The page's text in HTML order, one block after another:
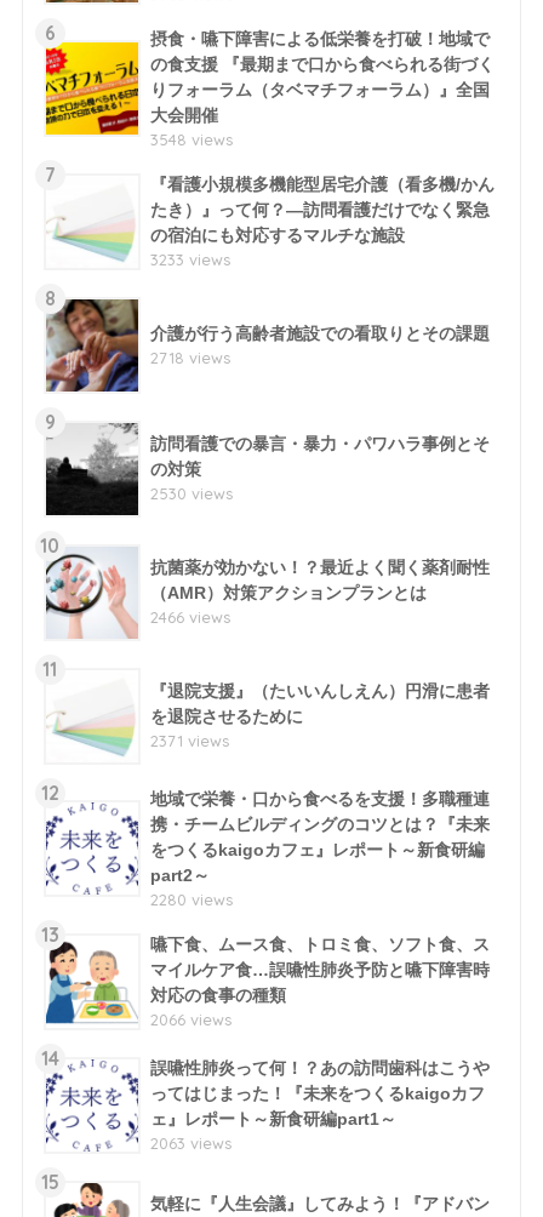
6
摂食・嚥下障害による低栄養を打破！地域で
の食支援 『最期まで口から食べられる街づく
りフォーラム（タベマチフォーラム）』全国
大会開催
3548 views
7
『看護小規模多機能型居宅介護（看多機/かん
たき）』って何？―訪問看護だけでなく緊急
の宿泊にも対応するマルチな施設
3233 views
8
介護が行う高齢者施設での看取りとその課題
2718 views
9
訪問看護での暴言・暴力・パワハラ事例とそ
の対策
2530 views
10
抗菌薬が効かない！？最近よく聞く薬剤耐性
（AMR）対策アクションプランとは
2466 views
11
『退院支援』（たいいんしえん）円滑に患者
を退院させるために
2371 views
12
地域で栄養・口から食べるを支援！多職種連
携・チームビルディングのコツとは？『未来
をつくるkaigoカフェ』レポート～新食研編
part2～
2280 views
13
嚥下食、ムース食、トロミ食、ソフト食、ス
マイルケア食…誤嚥性肺炎予防と嚥下障害時
対応の食事の種類
2066 views
14
誤嚥性肺炎って何！？あの訪問歯科はこうや
ってはじまった！『未来をつくるkaigoカフ
ェ』レポート～新食研編part1～
2063 views
15
気軽に『人生会議』してみよう！『アドバン